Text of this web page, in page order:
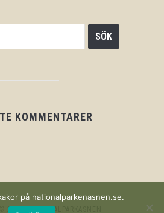
KOMMENTARER
2026 NATIONALPARKASNEN
på nationalparkenasnen.se.